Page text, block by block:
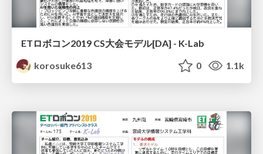
ETロボコン2019 CS大会モデル[DA] - K-Lab
korosuke613
0 1.1k